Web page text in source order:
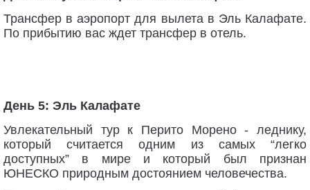
Трансфер в аэропорт для вылета в Эль Калафате.
По прибытию вас ждет трансфер в отель.
День 5: Эль Калафате
Увлекательный тур к Перито Морено - леднику,
который считается одним из самых “легко
доступных” в мире и который был признан
ЮНЕСКО природным достоянием человечества.